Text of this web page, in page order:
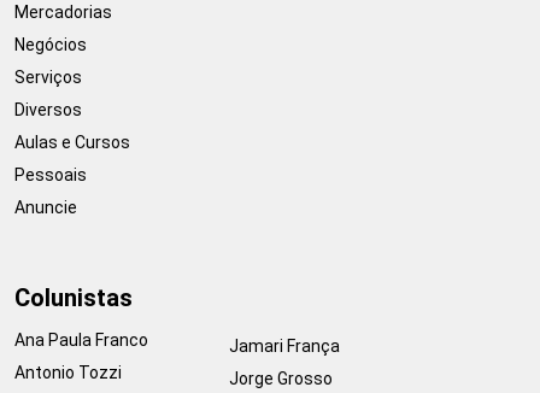
Mercadorias
Negócios
Serviços
Diversos
Aulas e Cursos
Pessoais
Anuncie
Colunistas
Ana Paula Franco
Antonio Tozzi
Jamari França
Jorge Grosso